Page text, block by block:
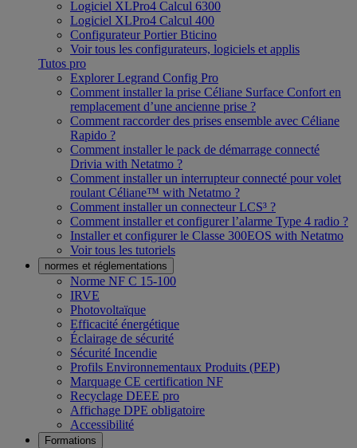
Logiciel XLPro4 Calcul 6300
Logiciel XLPro4 Calcul 400
Configurateur Portier Bticino
Voir tous les configurateurs, logiciels et applis
Tutos pro
Explorer Legrand Config Pro
Comment installer la prise Céliane Surface Confort en
remplacement d’une ancienne prise ?
Comment raccorder des prises ensemble avec Céliane
Rapido ?
Comment installer le pack de démarrage connecté
Drivia with Netatmo ?
Comment installer un interrupteur connecté pour volet
roulant Céliane™ with Netatmo ?
Comment installer un connecteur LCS³ ?
Comment installer et configurer l’alarme Type 4 radio ?
Installer et configurer le Classe 300EOS with Netatmo
Voir tous les tutoriels
normes et réglementations
Norme NF C 15-100
IRVE
Photovoltaïque
Efficacité énergétique
Éclairage de sécurité
Sécurité Incendie
Profils Environnementaux Produits (PEP)
Marquage CE certification NF
Recyclage DEEE pro
Affichage DPE obligatoire
Accessibilité
Formations